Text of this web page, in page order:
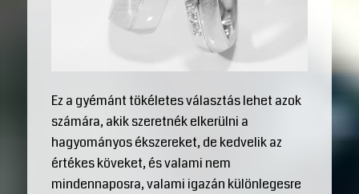
Ez a gyémánt tökéletes választás lehet azok
számára, akik szeretnék elkerülni a
hagyományos ékszereket, de kedvelik az
értékes köveket, és valami nem
mindennaposra, valami igazán különlegesre